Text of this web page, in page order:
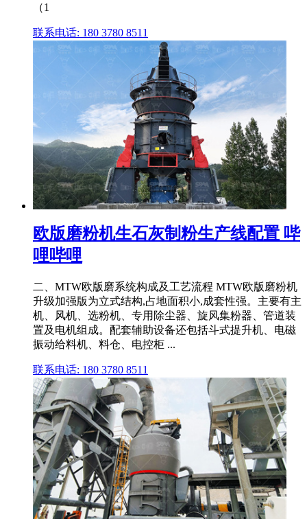
（1
联系电话: 180 3780 8511
欧版磨粉机生石灰制粉生产线配置 哔
哩哔哩
二、MTW欧版磨系统构成及工艺流程 MTW欧版磨粉机
升级加强版为立式结构,占地面积小,成套性强。主要有主
机、风机、选粉机、专用除尘器、旋风集粉器、管道装
置及电机组成。配套辅助设备还包括斗式提升机、电磁
振动给料机、料仓、电控柜 ...
联系电话: 180 3780 8511